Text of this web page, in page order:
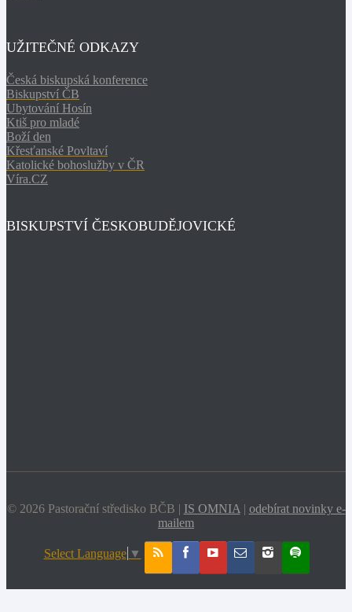
UŽITEČNÉ ODKAZY
Česká biskupská konference
Biskupství ČB
Ubytování Hosín
Ktiš pro mladé
Boží den
Křesťanské Povltaví
Katolické bohoslužby v ČR
Víra.CZ
BISKUPSTVÍ ČESKOBUDĚJOVICKÉ
© 2026 Pastorační středisko BČB | IS OMNIA | odebírat novinky e-
mailem
Select Language ▼